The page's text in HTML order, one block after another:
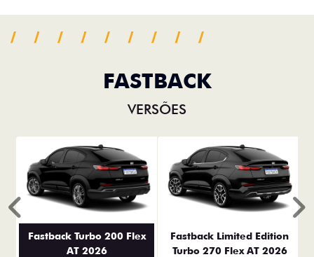
FASTBACK
VERSÕES
Fastback Turbo 200 Flex
AT 2026
Fastback Limited Edition
Turbo 270 Flex AT 2026
Anterior